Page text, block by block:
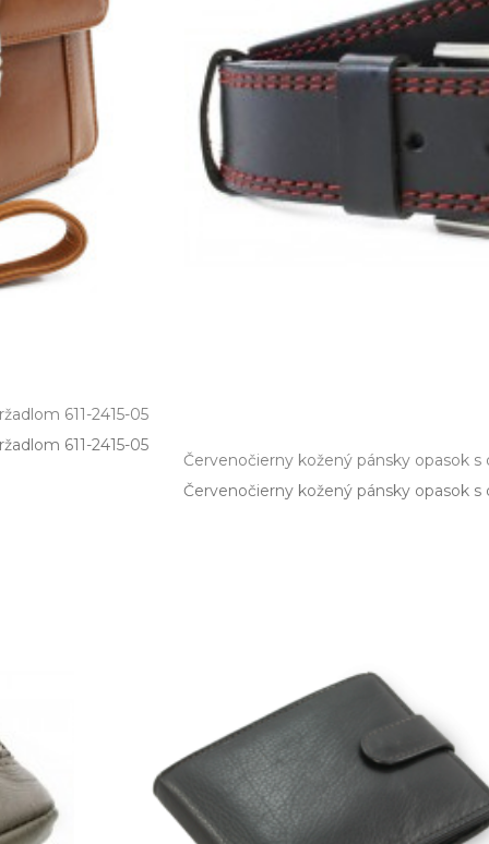
611-2415-05
611­-2415­-05
Červenočierny kožený pánsky opasok
Červenočierny kožený pánsky opasok